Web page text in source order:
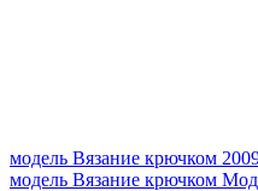
модель Вязание крючком
модель Вязание крючком